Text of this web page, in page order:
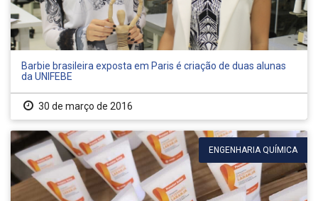
Barbie brasileira exposta em Paris é criação de duas alunas
da UNIFEBE
30 de março de 2016
ENGENHARIA QUÍMICA